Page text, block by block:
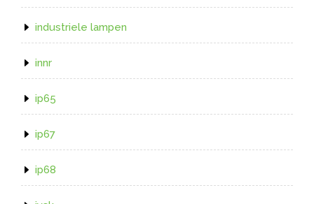
industriele lampen
innr
ip65
ip67
ip68